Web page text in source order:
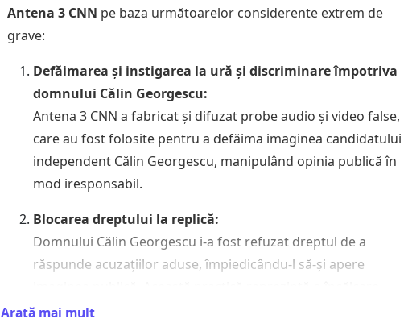
Antena 3 CNN pe baza următoarelor considerente extrem de
grave:
Defăimarea și instigarea la ură și discriminare împotriva
domnului Călin Georgescu:
Antena 3 CNN a fabricat și difuzat probe audio și video false,
care au fost folosite pentru a defăima imaginea candidatului
independent Călin Georgescu, manipulând opinia publică în
mod iresponsabil.
Blocarea dreptului la replică:
Domnului Călin Georgescu i-a fost refuzat dreptul de a
răspunde acuzațiilor aduse, împiedicându-l să-și apere
flagrantă a eticii jurnalistice și a principiilor democratice.
Arată mai mult